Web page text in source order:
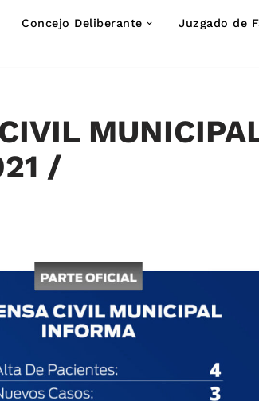
Concejo Deliberante Juzgado de
/